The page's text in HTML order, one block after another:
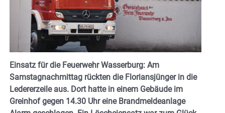
Einsatz für die Feuerwehr Wasserburg: Am
Samstagnachmittag rückten die Floriansjünger in die
Ledererzeile aus. Dort hatte in einem Gebäude im
Greinhof gegen 14.30 Uhr eine Brandmeldeanlage